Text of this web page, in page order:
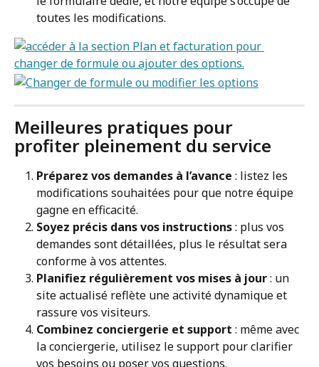
toutes les modifications.
Meilleures pratiques pour
profiter pleinement du service
Préparez vos demandes à l’avance : listez les
modifications souhaitées pour que notre équipe
gagne en efficacité.
Soyez précis dans vos instructions : plus vos
demandes sont détaillées, plus le résultat sera
conforme à vos attentes.
Planifiez régulièrement vos mises à jour : un
site actualisé reflète une activité dynamique et
rassure vos visiteurs.
Combinez conciergerie et support : même avec
la conciergerie, utilisez le support pour clarifier
vos besoins ou poser vos questions.